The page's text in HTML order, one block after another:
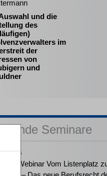
und die
des
im
der
von
und
Seminare
Webinar Vom Listenplatz